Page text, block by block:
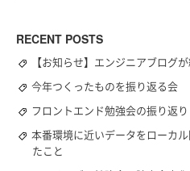
RECENT POSTS
【お知らせ】エンジニアブログ
今年つくったものを振り返る会
フロントエンド勉強会の振り返り
本番環境に近いデータをローカ
たこと